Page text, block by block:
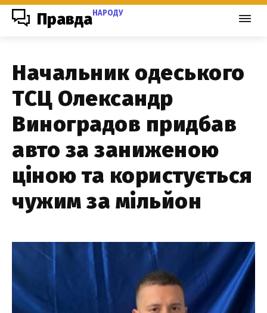
ПравдаНАРОДУ
Начальник одеського
ТСЦ Олександр
Виноградов придбав
авто за заниженою
ціною та користується
чужим за мільйон